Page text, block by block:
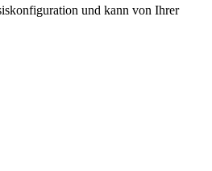
und kann von Ihrer